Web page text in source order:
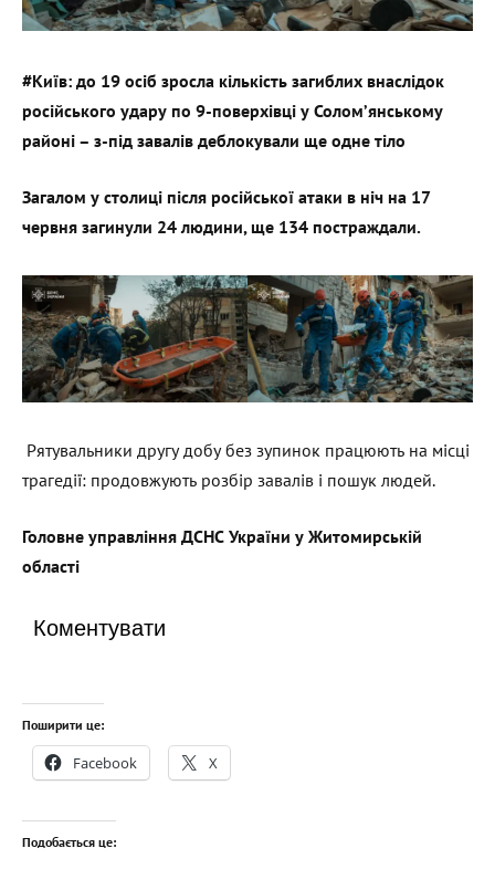
#Київ: до 19 осіб зросла кількість загиблих внаслідок
російського удару по 9-поверхівці у Солом’янському
районі – з-під завалів деблокували ще одне тіло
Загалом у столиці після російської атаки в ніч на 17
червня загинули 24 людини, ще 134 постраждали.
Рятувальники другу добу без зупинок працюють на місці
трагедії: продовжують розбір завалів і пошук людей.
Головне управління ДСНС України у Житомирській
області
Коментувати
Поширити це:
Facebook X
Подобається це: